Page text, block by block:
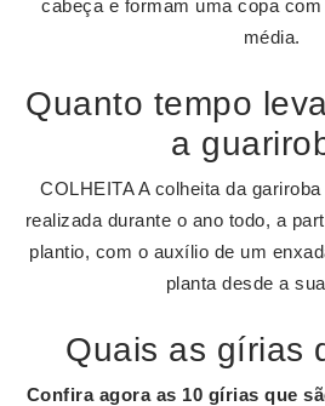
cabeça e formam uma copa
média.
Quanto tempo
a
COLHEITA A colheita da
realizada durante o ano todo, a
plantio, com o auxílio de um
planta desde a
Quais as gírias
Confira agora as 10 gírias que